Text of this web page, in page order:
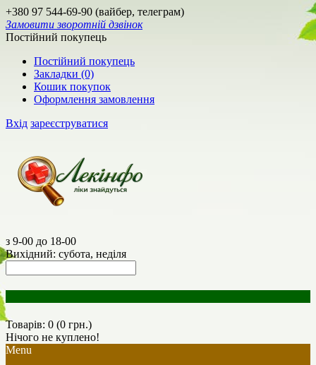
+380 97 544-69-90 (вайбер, телеграм)
Замовити зворотній дзвінок
Постійний покупець
Постійний покупець
Закладки (0)
Кошик покупок
Оформлення замовлення
Вхід зареєструватися
з 9-00 до 18-00
Вихідний: субота, неділя
Товарів: 0 (0 грн.)
Нічого не куплено!
Menu